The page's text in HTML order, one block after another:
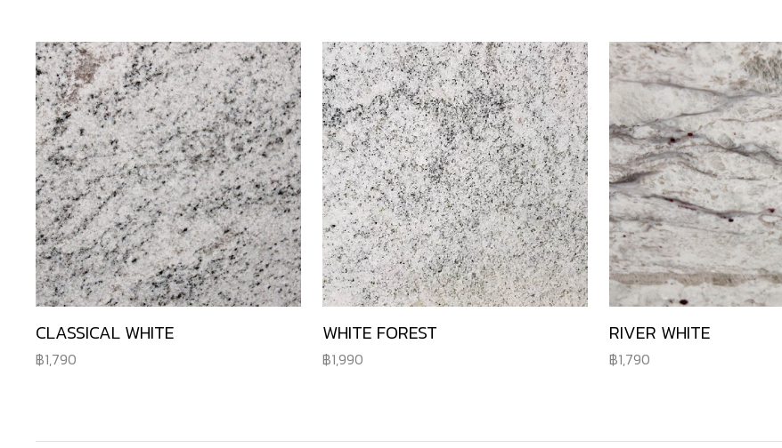
CLASSICAL WHITE
1,790
WHITE FOREST
1,990
RIVER WHITE
1,790